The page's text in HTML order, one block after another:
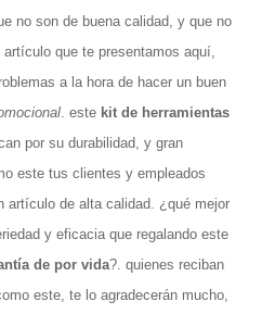
no son de buena calidad, y que no
que te presentamos aquí,
a la hora de hacer un buen
. este kit de herramientas
por su durabilidad, y gran
este tus clientes y empleados
artículo de alta calidad. ¿qué mejor
y eficacia que regalando este
de por vida?. quienes reciban
este, te lo agradecerán mucho,